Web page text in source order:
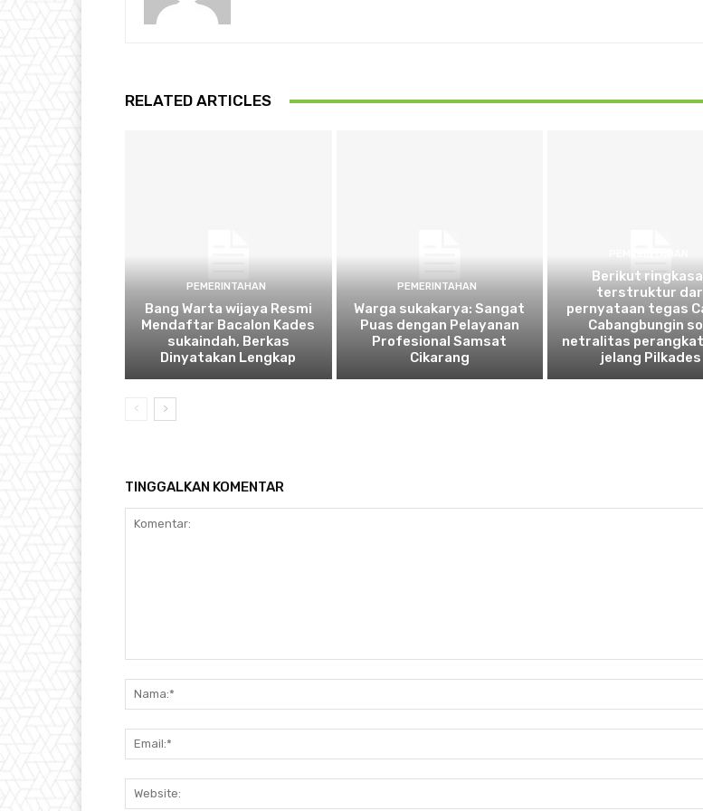
RELATED ARTICLES
PEMERINTAHAN
Bang Warta wijaya Resmi
Mendaftar Bacalon Kades
sukaindah, Berkas
Dinyatakan Lengkap
PEMERINTAHAN
Warga sukakarya: Sangat
Puas dengan Pelayanan
Profesional Samsat
Cikarang
Berikut
terstruktur
pernyataan tegas
Cabangbungin
netralitas
jelang Pilkades
TINGGALKAN KOMENTAR